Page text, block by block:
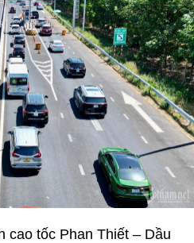
cao tốc Phan Thiết – Dầu